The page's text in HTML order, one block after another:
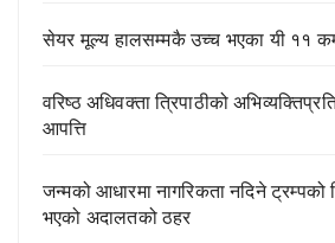
सेयर मूल्य हालसम्मकै उच्च भएका यी ११
वरिष्ठ अधिवक्ता त्रिपाठीको
आपत्ति
जन्मको आधारमा नागरिकता नदिने ट्रम्पको
भएको अदालतको ठहर